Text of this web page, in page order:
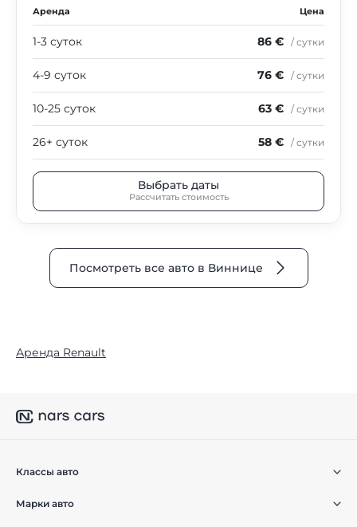
Аренда Цена
1-3 суток 86 € / сутки
4-9 суток 76 € / сутки
10-25 суток 63 € / сутки
26+ суток 58 € / сутки
Выбрать даты
Рассчитать стоимость
Посмотреть все авто в Виннице
Аренда Renault
Классы авто
Марки авто